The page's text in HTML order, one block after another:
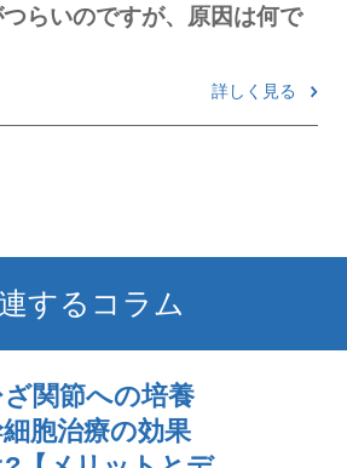
らいのですが、原因は何で
詳しく見る
するコラム
関節への培養
胞治療の効果